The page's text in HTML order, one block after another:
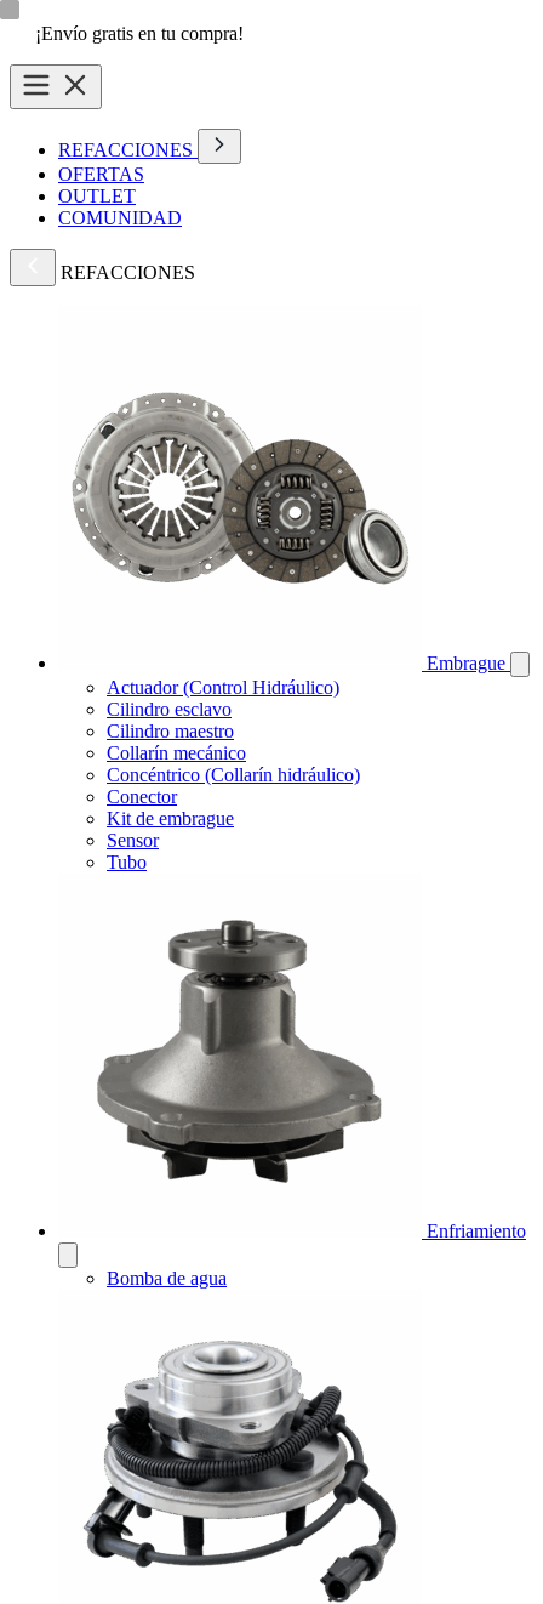
¡Envío gratis en tu compra!
REFACCIONES
OFERTAS
OUTLET
COMUNIDAD
REFACCIONES
Embrague
Actuador (Control Hidráulico)
Cilindro esclavo
Cilindro maestro
Collarín mecánico
Concéntrico (Collarín hidráulico)
Conector
Kit de embrague
Sensor
Tubo
Enfriamiento
Bomba de agua